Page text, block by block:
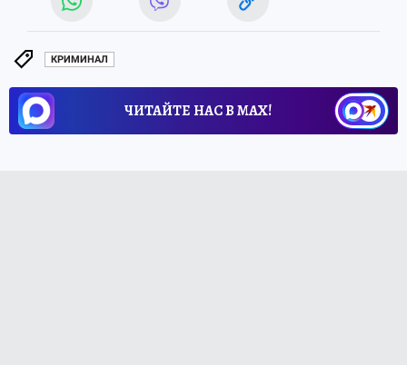
КРИМИНАЛ
ЧИТАЙТЕ НАС В МАХ!